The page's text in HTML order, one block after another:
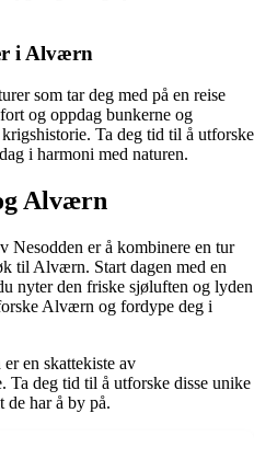
i Alværn
som tar deg med på en reise
og oppdag bunkerne og
Ta deg tid til å utforske
i harmoni med naturen.
Alværn
Nesodden er å kombinere en tur
til Alværn. Start dagen med en
nyter den friske sjøluften og lyden
Alværn og fordype deg i
en skattekiste av
Ta deg tid til å utforske disse unike
de har å by på.